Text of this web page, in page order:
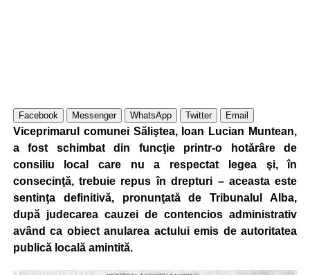
Facebook Messenger WhatsApp Twitter Email
Viceprimarul comunei Săliştea, Ioan Lucian Muntean,
a fost schimbat din funcţie printr-o hotărâre de
consiliu local care nu a respectat legea şi, în
consecinţă, trebuie repus în drepturi – aceasta este
sentinţa definitivă, pronunţată de Tribunalul Alba,
după judecarea cauzei de contencios administrativ
având ca obiect anularea actului emis de autoritatea
publică locală amintită.